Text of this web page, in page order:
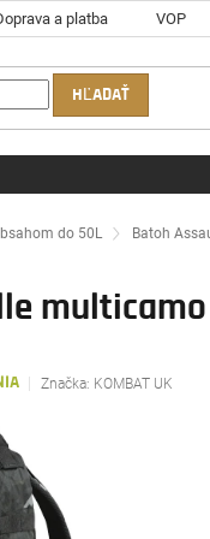
a platba VOP
HĽADAŤ
do 50L Batoh
Značka: KOMBAT UK